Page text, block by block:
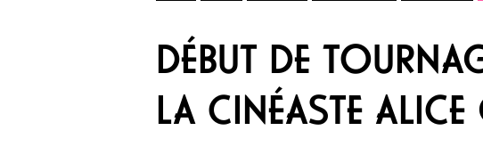
DÉBUT DE
LA CINÉASTE ALICE